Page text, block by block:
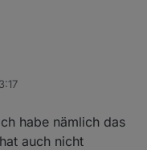
das Username
sind.
möglich.
funktioniert leider
hinbekommen
habe nämlich das
auch nicht